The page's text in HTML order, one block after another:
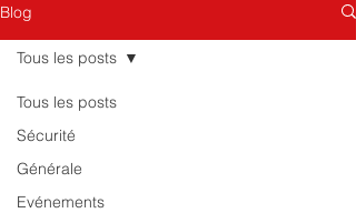
Blog
Tous les posts
Sécurité
Générale
Evénements
Tous les posts